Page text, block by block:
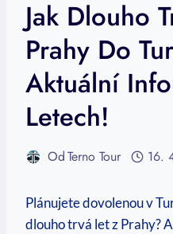
Jak Dlouho
Prahy Do
Aktuální
Letech!
OdTerno Tour 16.
Plánujete dovolenou v
dlouho trvá let z Prahy?